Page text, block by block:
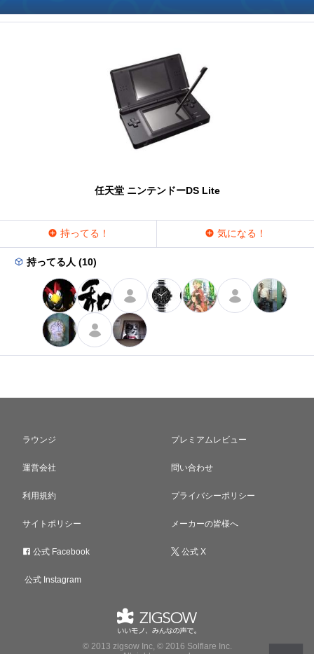
任天堂 ニンテンドーDS Lite
持ってる！ 気になる！
持ってる人 (10)
ラウンジ プレミアムレビュー
運営会社 問い合わせ
利用規約 プライバシーポリシー
サイトポリシー メーカーの皆様へ
公式 Facebook 公式 X
公式 Instagram
© 2013 zigsow Inc, © 2016 Solflare Inc.